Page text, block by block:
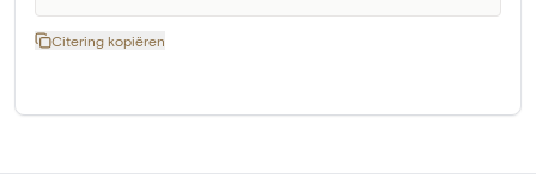
Citering kopiëren